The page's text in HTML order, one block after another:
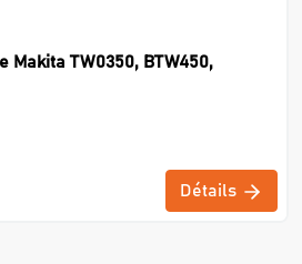
Makita TW0350, BTW450,
Détails